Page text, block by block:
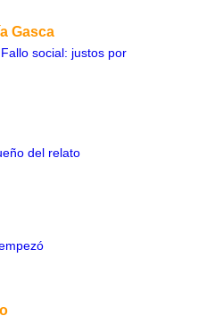
Gasca
social: justos por
del relato